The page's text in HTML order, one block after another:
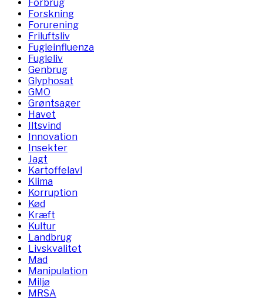
Forbrug
Forskning
Forurening
Friluftsliv
Fugleinfluenza
Fugleliv
Genbrug
Glyphosat
GMO
Grøntsager
Havet
Iltsvind
Innovation
Insekter
Jagt
Kartoffelavl
Klima
Korruption
Kød
Kræft
Kultur
Landbrug
Livskvalitet
Mad
Manipulation
Miljø
MRSA